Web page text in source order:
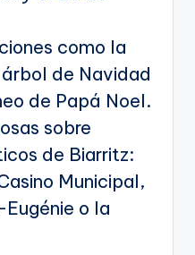
como la
de Navidad
de Papá Noel.
sobre
de Biarritz:
Municipal,
o la